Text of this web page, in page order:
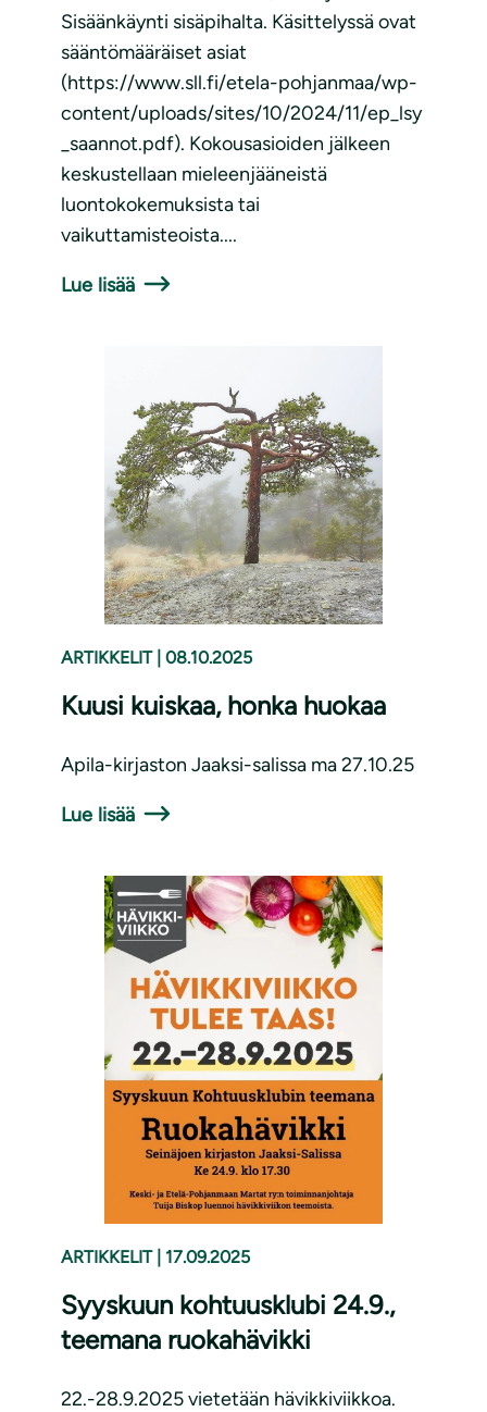
Sisäänkäynti sisäpihalta. Käsittelyssä ovat
sääntömääräiset asiat
(https://www.sll.fi/etela-pohjanmaa/wp-
content/uploads/sites/10/2024/11/ep_lsy
_saannot.pdf). Kokousasioiden jälkeen
keskustellaan mieleenjääneistä
luontokokemuksista tai
vaikuttamisteoista....
Lue lisää
ARTIKKELIT 08.10.2025
Kuusi kuiskaa, honka huokaa
Apila-kirjaston Jaaksi-salissa ma 27.10.25
Lue lisää
ARTIKKELIT 17.09.2025
Syyskuun kohtuusklubi 24.9.,
teemana ruokahävikki
22.-28.9.2025 vietetään hävikkiviikkoa.